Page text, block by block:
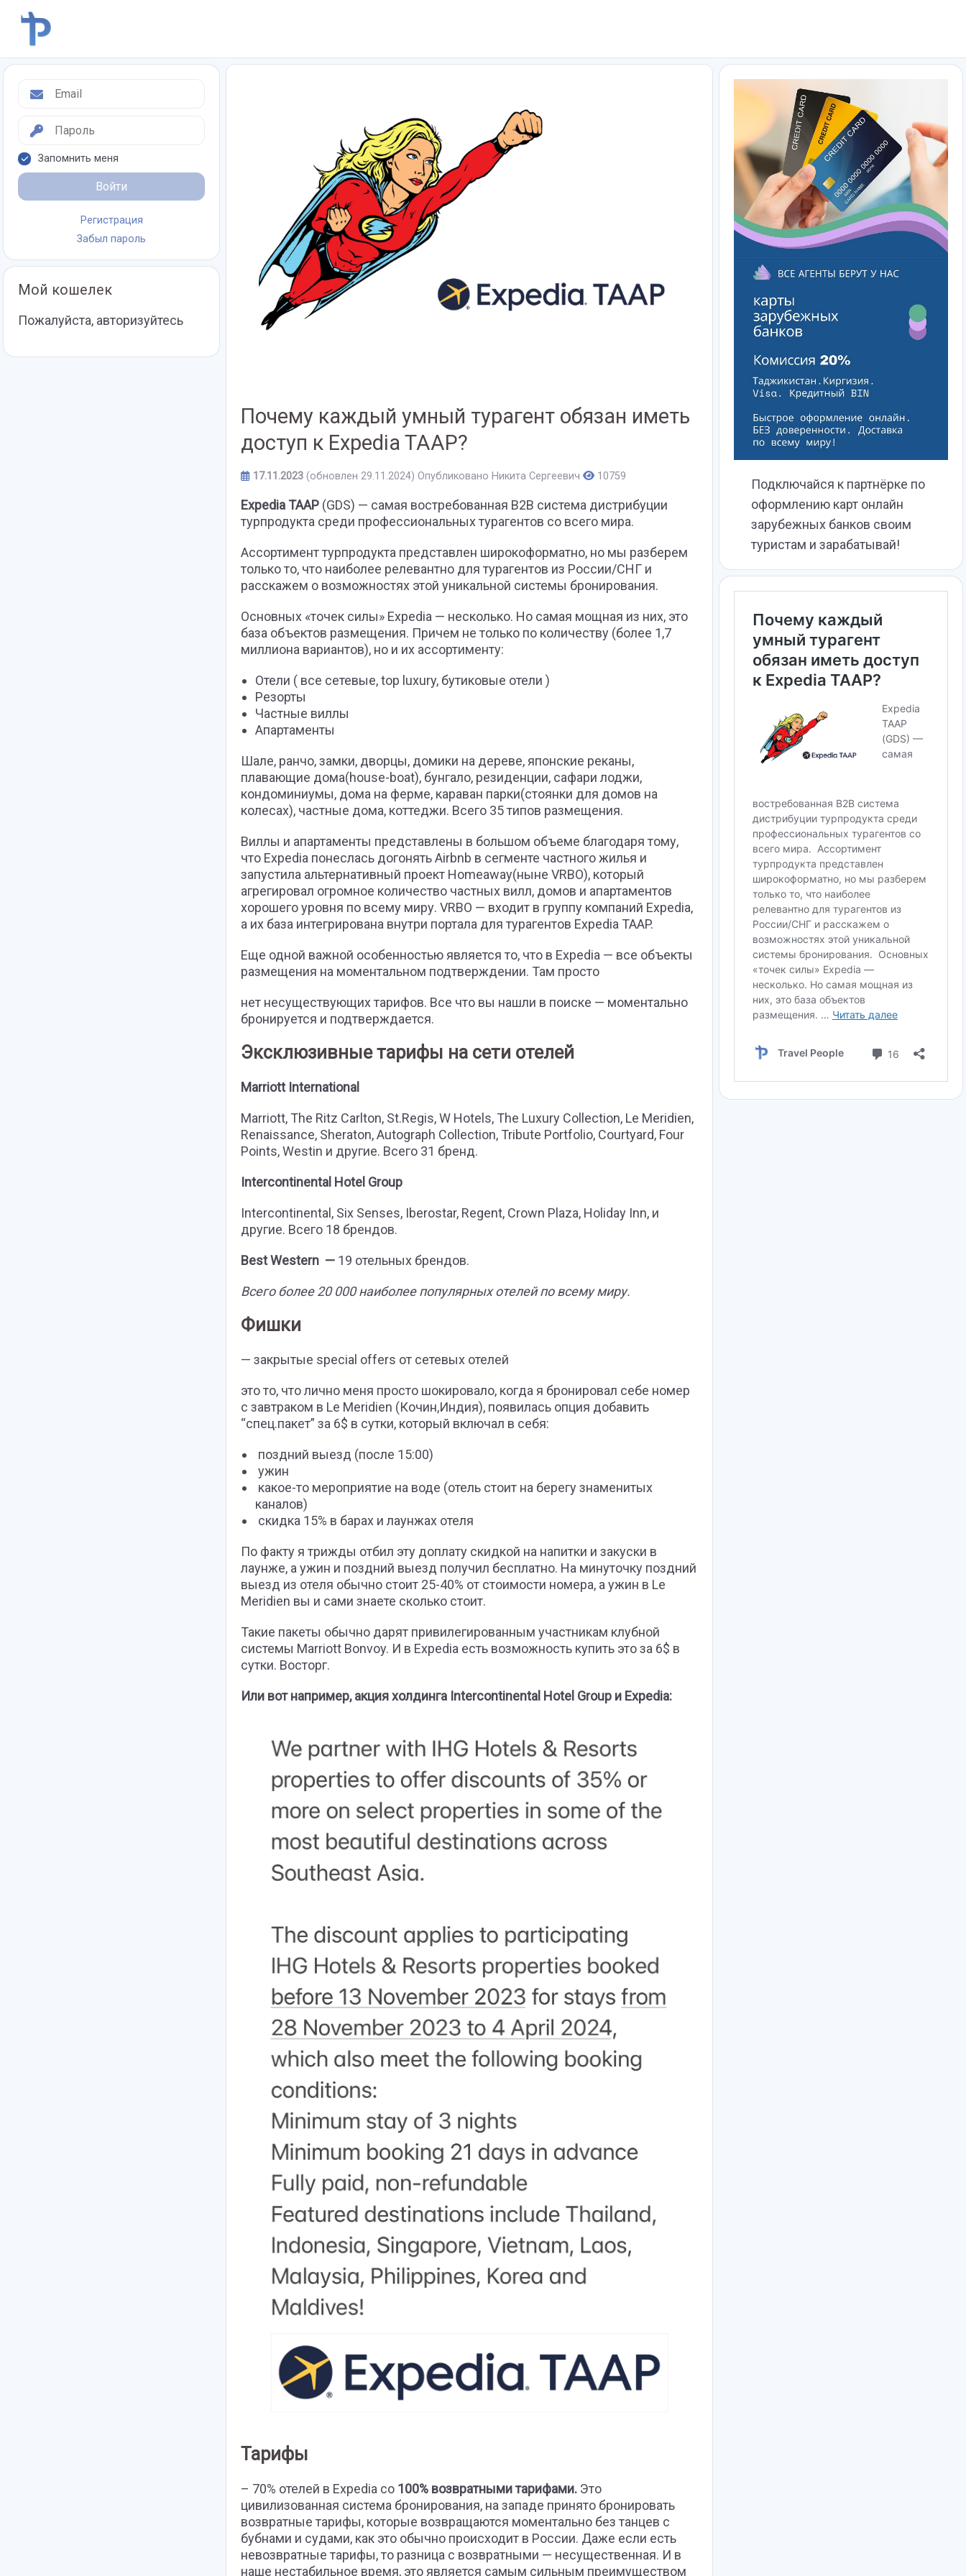
Запомнить меня
Войти
Регистрация
Забыл пароль
Мой кошелек
Пожалуйста, авторизуйтесь
Подключайся к партнёрке по
оформлению карт онлайн
зарубежных банков своим
туристам и зарабатывай!
Почему каждый умный турагент обязан иметь
доступ к Expedia TAAP?
17.11.2023 (обновлен 29.11.2024) Опубликовано Никита Сергеевич 10759
Expedia TAAP (GDS) — самая востребованная B2B система дистрибуции
турпродукта среди профессиональных турагентов со всего мира.
Ассортимент турпродукта представлен широкоформатно, но мы разберем
только то, что наиболее релевантно для турагентов из России/СНГ и
расскажем о возможностях этой уникальной системы бронирования.
Основных «точек силы» Expedia — несколько. Но самая мощная из них, это
база объектов размещения. Причем не только по количеству (более 1,7
миллиона вариантов), но и их ассортименту:
Отели ( все сетевые, top luxury, бутиковые отели )
Резорты
Частные виллы
Апартаменты
Шале, ранчо, замки, дворцы, домики на дереве, японские реканы,
плавающие дома(house-boat), бунгало, резиденции, сафари лоджи,
кондоминиумы, дома на ферме, караван парки(стоянки для домов на
колесах), частные дома, коттеджи. Всего 35 типов размещения.
Виллы и апартаменты представлены в большом объеме благодаря тому,
что Expedia понеслась догонять Airbnb в сегменте частного жилья и
запустила альтернативный проект Homeaway(ныне VRBO), который
агрегировал огромное количество частных вилл, домов и апартаментов
хорошего уровня по всему миру. VRBO — входит в группу компаний Expedia,
а их база интегрирована внутри портала для турагентов Expedia TAAP.
Еще одной важной особенностью является то, что в Expedia — все объекты
размещения на моментальном подтверждении. Там просто
нет несуществующих тарифов. Все что вы нашли в поиске — моментально
бронируется и подтверждается.
Эксклюзивные тарифы на сети отелей
Marriott International
Marriott, The Ritz Carlton, St.Regis, W Hotels, The Luxury Collection, Le Meridien,
Renaissance, Sheraton, Autograph Collection, Tribute Portfolio, Courtyard, Four
Points, Westin и другие. Всего 31 бренд.
Intercontinental Hotel Group
Intercontinental, Six Senses, Iberostar, Regent, Crown Plaza, Holiday Inn, и
другие. Всего 18 брендов.
Best Western — 19 отельных брендов.
Всего более 20 000 наиболее популярных отелей по всему миру.
Фишки
— закрытые special offers от cетевых отелей
это то, что лично меня просто шокировало, когда я бронировал себе номер
с завтраком в Le Meridien (Кочин,Индия), появилась опция добавить
“спец.пакет” за 6$ в сутки, который включал в себя:
поздний выезд (после 15:00)
ужин
какое-то мероприятие на воде (отель стоит на берегу знаменитых
каналов)
скидка 15% в барах и лаунжах отеля
По факту я трижды отбил эту доплату скидкой на напитки и закуски в
лаунже, а ужин и поздний выезд получил бесплатно. На минуточку поздний
выезд из отеля обычно стоит 25-40% от стоимости номера, а ужин в Le
Meridien вы и сами знаете сколько стоит.
Такие пакеты обычно дарят привилегированным участникам клубной
системы Marriott Bonvoy. И в Expedia есть возможность купить это за 6$ в
сутки. Восторг.
Или вот например, акция холдинга Intercontinental Hotel Group и Expedia:
Тарифы
– 70% отелей в Expedia со 100% возвратными тарифами. Это
цивилизованная система бронирования, на западе принято бронировать
возвратные тарифы, которые возвращаются моментально без танцев с
бубнами и судами, как это обычно происходит в России. Даже если есть
невозвратные тарифы, то разница с возвратными — несущественная. И в
наше нестабильное время, это является самым сильным преимуществом